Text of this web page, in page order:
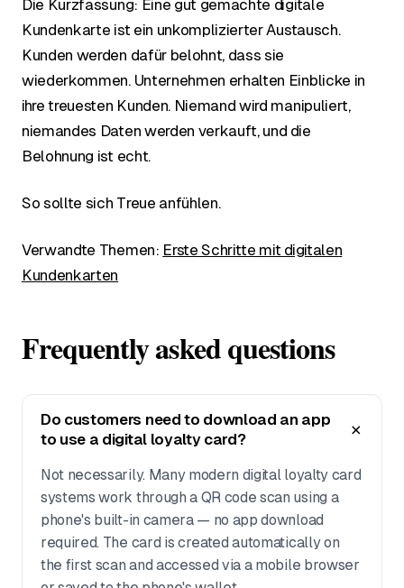
Die Kurzfassung: Eine gut gemachte digitale
Kundenkarte ist ein unkomplizierter Austausch.
Kunden werden dafür belohnt, dass sie
wiederkommen. Unternehmen erhalten Einblicke in
ihre treuesten Kunden. Niemand wird manipuliert,
niemandes Daten werden verkauft, und die
Belohnung ist echt.
So sollte sich Treue anfühlen.
Verwandte Themen: Erste Schritte mit digitalen
Kundenkarten
Frequently asked questions
Do customers need to download an app
to use a digital loyalty card?
Not necessarily. Many modern digital loyalty card
systems work through a QR code scan using a
phone's built-in camera — no app download
required. The card is created automatically on
the first scan and accessed via a mobile browser